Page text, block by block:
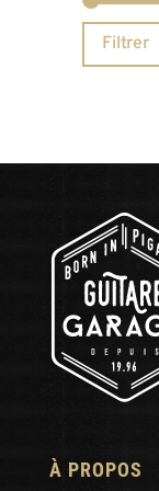
Filtrer
À PROPOS